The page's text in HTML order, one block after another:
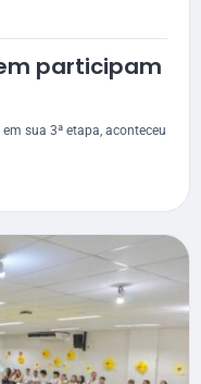
participam
sua 3ª etapa, aconteceu